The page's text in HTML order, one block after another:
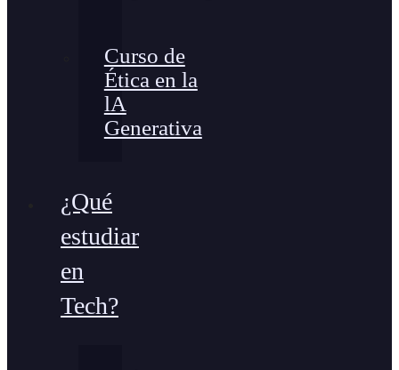
Curso de
Ética en la
lA
Generativa
¿Qué
estudiar
en
Tech?